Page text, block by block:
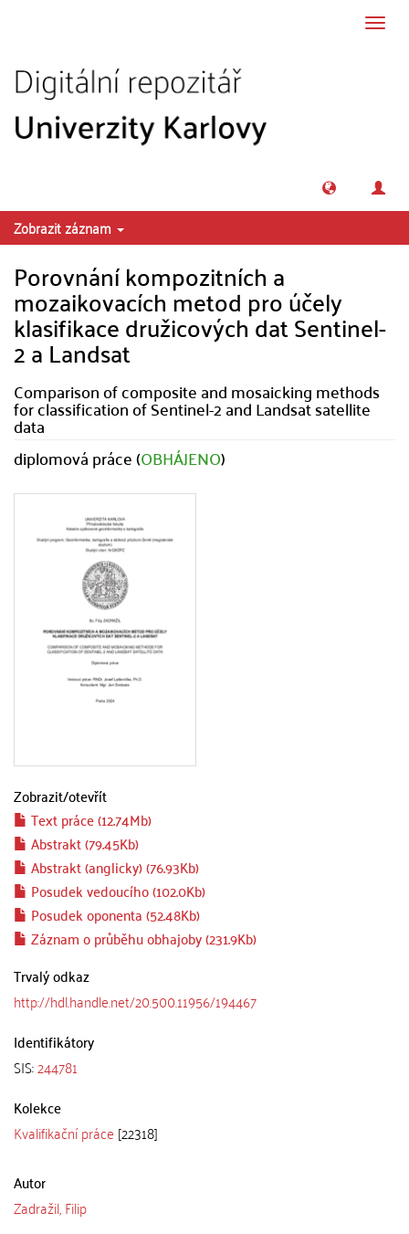
Zobrazit záznam
Porovnání kompozitních a
mozaikovacích metod pro účely
klasifikace družicových dat Sentinel-
2 a Landsat
Comparison of composite and mosaicking methods
for classification of Sentinel-2 and Landsat satellite
data
diplomová práce (OBHÁJENO)
Zobrazit/otevřít
Text práce (12.74Mb)
Abstrakt (79.45Kb)
Abstrakt (anglicky) (76.93Kb)
Posudek vedoucího (102.0Kb)
Posudek oponenta (52.48Kb)
Záznam o průběhu obhajoby (231.9Kb)
Trvalý odkaz
http://hdl.handle.net/20.500.11956/194467
Identifikátory
SIS:244781
Kolekce
Kvalifikační práce [22318]
Autor
Zadražil, Filip